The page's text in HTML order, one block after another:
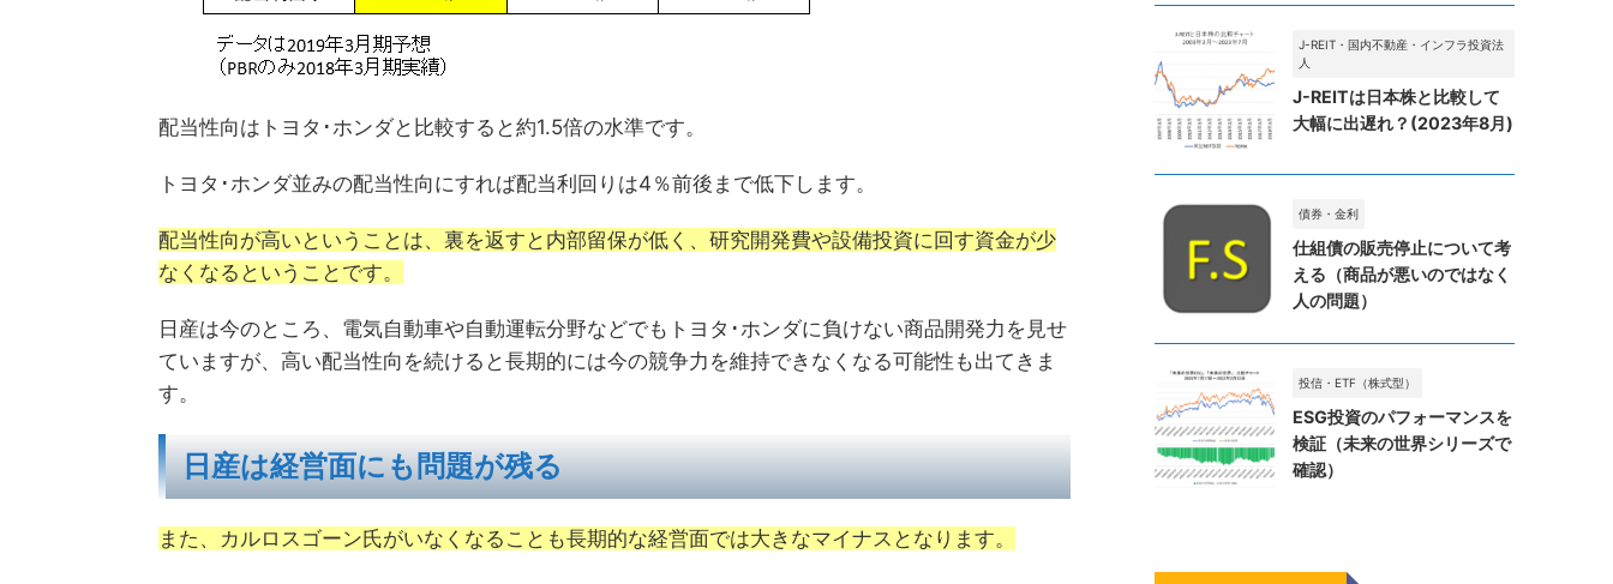
配当性向はトヨタ･ホンダと比較すると約1.5倍の水準です。
トヨタ･ホンダ並みの配当性向にすれば配当利回りは4％前後まで低下します。
配当性向が高いということは、裏を返すと内部留保が低く、研究開発費や設備投資に回す資金が少
なくなるということです。
日産は今のところ、電気自動車や自動運転分野などでもトヨタ･ホンダに負けない商品開発力を見せ
ていますが、高い配当性向を続けると長期的には今の競争力を維持できなくなる可能性も出てきま
す。
日産は経営面にも問題が残る
また、カルロスゴーン氏がいなくなることも長期的な経営面では大きなマイナスとなります。
J-REIT・国内不動産・インフラ投資法
人
J-REITは日本株と比較して
大幅に出遅れ？(2023年8月)
債券・金利
仕組債の販売停止について考
える（商品が悪いのではなく
人の問題）
投信・ETF（株式型）
ESG投資のパフォーマンスを
検証（未来の世界シリーズで
確認）